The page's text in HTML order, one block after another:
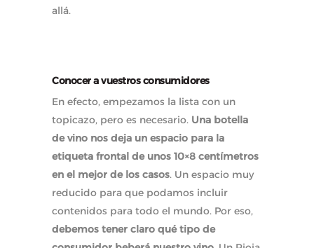
allá.
Conocer a vuestros consumidores
En efecto, empezamos la lista con un
topicazo, pero es necesario. Una botella
de vino nos deja un espacio para la
etiqueta frontal de unos 10×8 centímetros
en el mejor de los casos. Un espacio muy
reducido para que podamos incluir
contenidos para todo el mundo. Por eso,
debemos tener claro qué tipo de